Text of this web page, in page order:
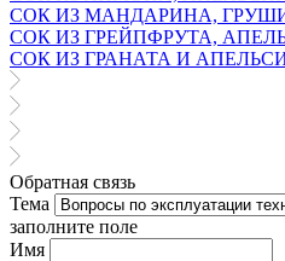
СОК ИЗ МАНДАРИНА,
СОК ИЗ ГРЕЙПФРУТА,
СОК ИЗ ГРАНАТА И
Обратная связь
Тема
заполните поле
Имя